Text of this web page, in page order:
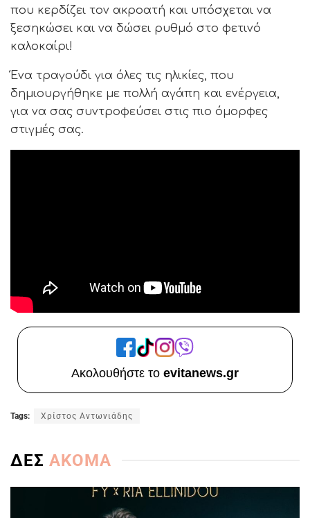
που κερδίζει τον ακροατή και υπόσχεται να
ξεσηκώσει και να δώσει ρυθμό στο φετινό
καλοκαίρι!
Ένα τραγούδι για όλες τις ηλικίες, που
δημιουργήθηκε με πολλή αγάπη και ενέργεια,
για να σας συντροφεύσει στις πιο όμορφες
στιγμές σας.
Ακολουθήστε το evitanews.gr
Tags: Χρίστος Αντωνιάδης
ΔΕΣ ΑΚΟΜΑ